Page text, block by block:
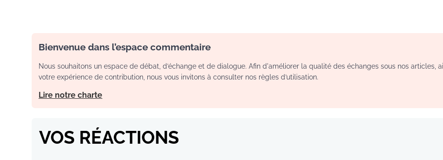
Bienvenue dans l’espace commentaire
Nous souhaitons un espace de débat, d’échange et de dialogue. Afin d'améliorer la qualité des échanges sous nos articles,
votre expérience de contribution, nous vous invitons à consulter nos règles d’utilisation.
Lire notre charte
VOS RÉACTIONS